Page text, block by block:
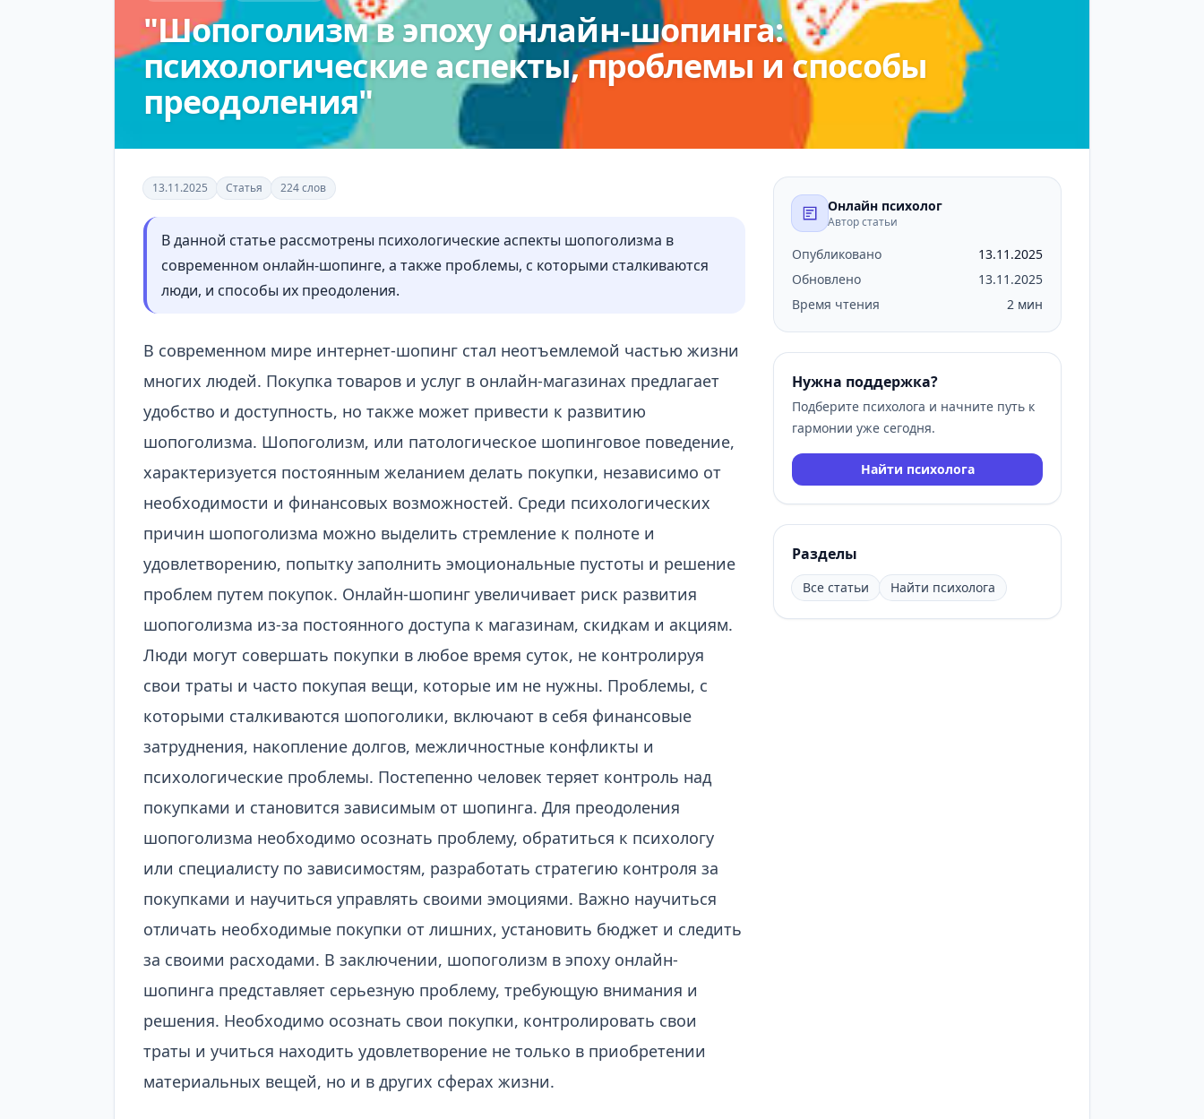
"Шопоголизм в эпоху онлайн-шопинга:
психологические аспекты, проблемы и способы
преодоления"
13.11.2025 Статья 224 слов
В данной статье рассмотрены психологические аспекты шопоголизма в
современном онлайн-шопинге, а также проблемы, с которыми сталкиваются
люди, и способы их преодоления.
В современном мире интернет-шопинг стал неотъемлемой частью жизни
многих людей. Покупка товаров и услуг в онлайн-магазинах предлагает
удобство и доступность, но также может привести к развитию
шопоголизма. Шопоголизм, или патологическое шопинговое поведение,
характеризуется постоянным желанием делать покупки, независимо от
необходимости и финансовых возможностей. Среди психологических
причин шопоголизма можно выделить стремление к полноте и
удовлетворению, попытку заполнить эмоциональные пустоты и решение
проблем путем покупок. Онлайн-шопинг увеличивает риск развития
шопоголизма из-за постоянного доступа к магазинам, скидкам и акциям.
Люди могут совершать покупки в любое время суток, не контролируя
свои траты и часто покупая вещи, которые им не нужны. Проблемы, с
которыми сталкиваются шопоголики, включают в себя финансовые
затруднения, накопление долгов, межличностные конфликты и
психологические проблемы. Постепенно человек теряет контроль над
покупками и становится зависимым от шопинга. Для преодоления
шопоголизма необходимо осознать проблему, обратиться к психологу
или специалисту по зависимостям, разработать стратегию контроля за
покупками и научиться управлять своими эмоциями. Важно научиться
отличать необходимые покупки от лишних, установить бюджет и следить
за своими расходами. В заключении, шопоголизм в эпоху онлайн-
шопинга представляет серьезную проблему, требующую внимания и
решения. Необходимо осознать свои покупки, контролировать свои
траты и учиться находить удовлетворение не только в приобретении
материальных вещей, но и в других сферах жизни.
Онлайн психолог
Автор статьи
Опубликовано
13.11.2025
Обновлено
13.11.2025
Время чтения
2 мин
Нужна поддержка?
Подберите психолога и начните путь к
гармонии уже сегодня.
Найти психолога
Разделы
Все статьи Найти психолога